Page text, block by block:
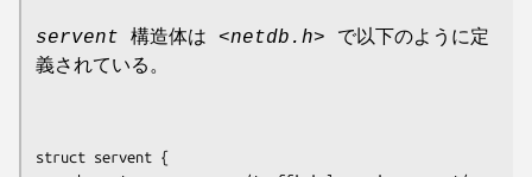
servent 構造体は <netdb.h> で以下のように定
義されている。
struct servent {